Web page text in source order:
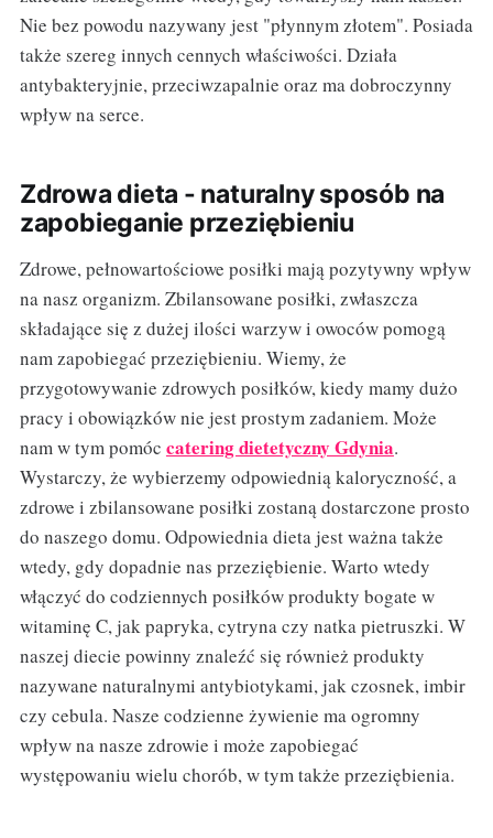
Nie bez powodu nazywany jest "płynnym złotem". Posiada
także szereg innych cennych właściwości. Działa
antybakteryjnie, przeciwzapalnie oraz ma dobroczynny
wpływ na serce.
Zdrowa dieta - naturalny sposób na
zapobieganie przeziębieniu
Zdrowe, pełnowartościowe posiłki mają pozytywny wpływ
na nasz organizm. Zbilansowane posiłki, zwłaszcza
składające się z dużej ilości warzyw i owoców pomogą
nam zapobiegać przeziębieniu. Wiemy, że
przygotowywanie zdrowych posiłków, kiedy mamy dużo
pracy i obowiązków nie jest prostym zadaniem. Może
nam w tym pomóc catering dietetyczny Gdynia.
Wystarczy, że wybierzemy odpowiednią kaloryczność, a
zdrowe i zbilansowane posiłki zostaną dostarczone prosto
do naszego domu. Odpowiednia dieta jest ważna także
wtedy, gdy dopadnie nas przeziębienie. Warto wtedy
włączyć do codziennych posiłków produkty bogate w
witaminę C, jak papryka, cytryna czy natka pietruszki. W
naszej diecie powinny znaleźć się również produkty
nazywane naturalnymi antybiotykami, jak czosnek, imbir
czy cebula. Nasze codzienne żywienie ma ogromny
wpływ na nasze zdrowie i może zapobiegać
występowaniu wielu chorób, w tym także przeziębienia.